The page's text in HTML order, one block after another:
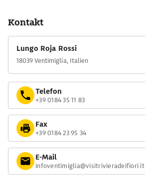
Kontakt
Lungo Roja Rossi
18039 Ventimiglia, Italien
Telefon
+39 0184 35 11 83
Fax
+39 0184 23 95 34
E-Mail
infoventimiglia@visitrivieradeifiori.it